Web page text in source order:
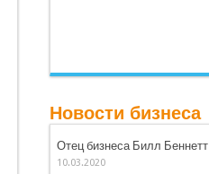
Новости бизнеса
Отец бизнеса Билл Беннетт
10.03.2020